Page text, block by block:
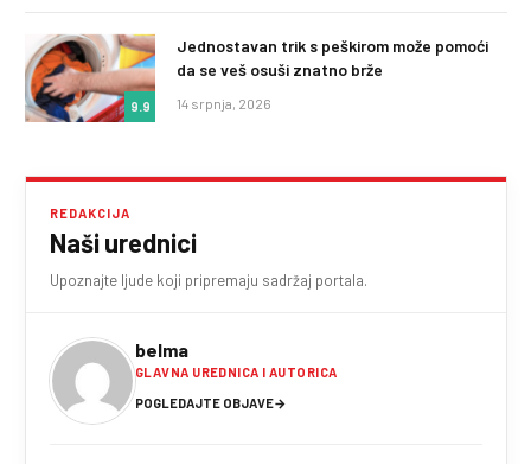
9.9
Jednostavan trik s peškirom može pomoći
da se veš osuši znatno brže
14 srpnja, 2026
REDAKCIJA
Naši urednici
Upoznajte ljude koji pripremaju sadržaj portala.
belma
GLAVNA UREDNICA I AUTORICA
POGLEDAJTE OBJAVE→